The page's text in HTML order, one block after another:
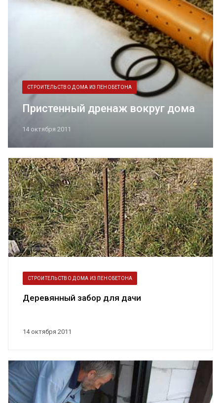
СТРОИТЕЛЬСТВО ДОМА ИЗ ПЕНОБЕТОНА
Пристенный дренаж вокруг дома
14 октября 2011
14 октября 2011
СТРОИТЕЛЬСТВО ДОМА ИЗ ПЕНОБЕТОНА
Деревянный забор для дачи